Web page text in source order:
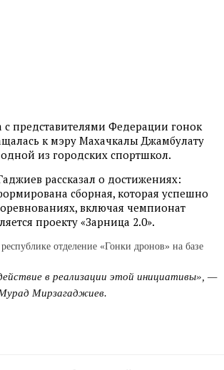
представителями Федерации гонок
к мэру Махачкалы Джамбулату
из городских спортшкол.
рассказал о достижениях:
сборная, которая успешно
включая чемпионат
проекту «Зарница 2.0».
отделение «Гонки дронов» на базе
в реализации этой инициативы», —
Мурад Мирзагаджиев.